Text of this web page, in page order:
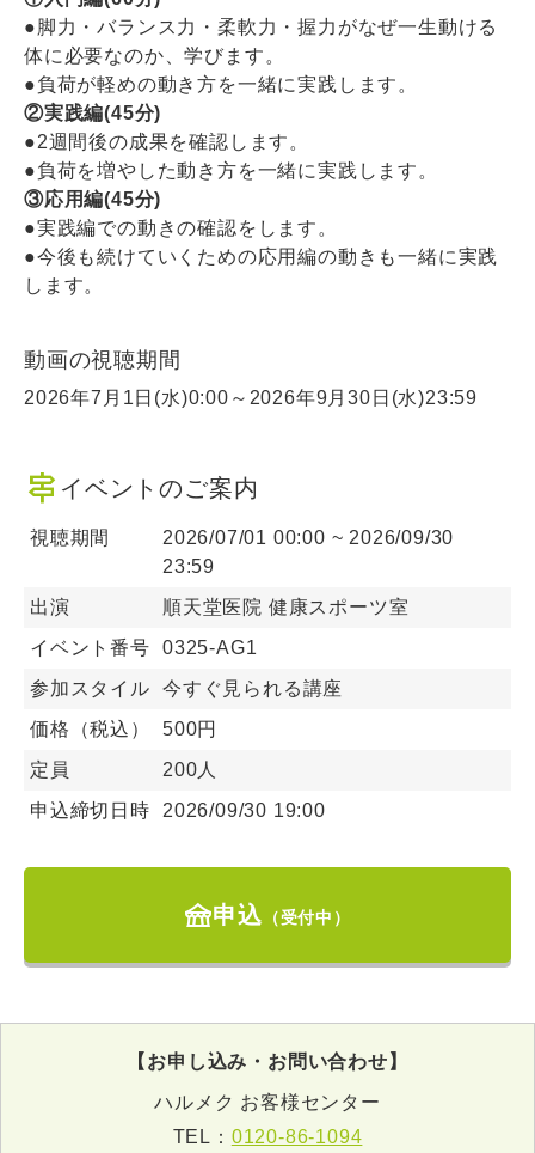
●脚力・バランス力・柔軟力・握力がなぜ一生動ける
体に必要なのか、学びます。
●負荷が軽めの動き方を一緒に実践します。
②実践編(45分)
●2週間後の成果を確認します。
●負荷を増やした動き方を一緒に実践します。
③応用編(45分)
●実践編での動きの確認をします。
●今後も続けていくための応用編の動きも一緒に実践
します。
動画の視聴期間
2026年7月1日(水)0:00～2026年9月30日(水)23:59
signpost イベントのご案内
視聴期間
2026/07/01 00:00 ~ 2026/09/30
23:59
出演
順天堂医院 健康スポーツ室
イベント番号
0325-AG1
参加スタイル
今すぐ見られる講座
価格（税込）
500円
定員
200人
申込締切日時
2026/09/30 19:00
festival申込 （受付中）
【お申し込み・お問い合わせ】
ハルメク お客様センター
TEL： 0120-86-1094